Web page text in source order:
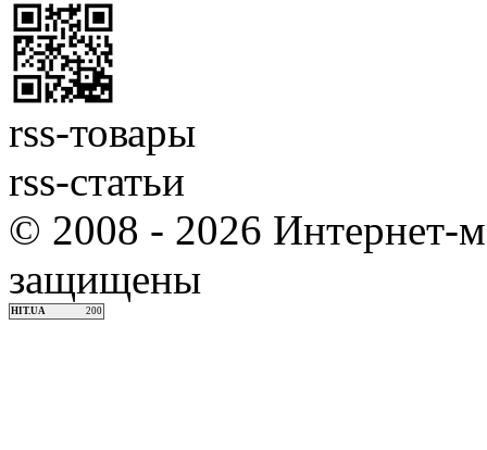
rss-товары
rss-статьи
© 2008 - 2026 Интернет-
защищены
HIT.UA 200